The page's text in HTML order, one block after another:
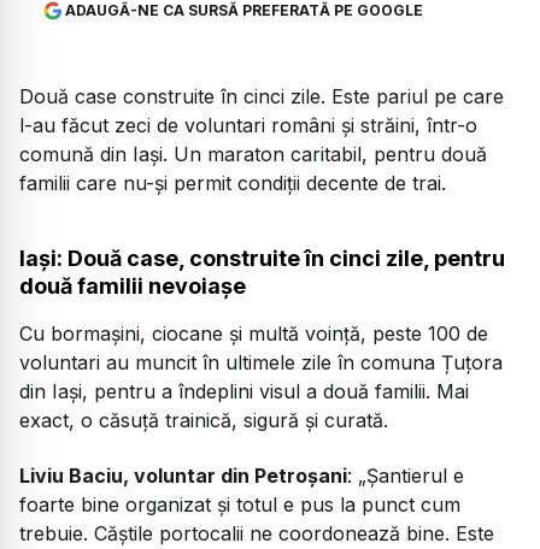
ADAUGĂ-NE CA SURSĂ PREFERATĂ PE GOOGLE
Două case construite în cinci zile. Este pariul pe care
l-au făcut zeci de voluntari români și străini, într-o
comună din Iași. Un maraton caritabil, pentru două
familii care nu-și permit condiții decente de trai.
Iași: Două case, construite în cinci zile, pentru
două familii nevoiașe
Cu bormașini, ciocane și multă voință, peste 100 de
voluntari au muncit în ultimele zile în comuna Țuțora
din Iași, pentru a îndeplini visul a două familii. Mai
exact, o căsuță trainică, sigură și curată.
Liviu Baciu, voluntar din Petroșani: „Șantierul e
foarte bine organizat și totul e pus la punct cum
trebuie. Căștile portocalii ne coordonează bine. Este